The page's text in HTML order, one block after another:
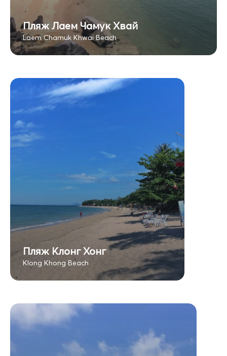
Пляж Лаем Чамук Хвай
Laem Chamuk Khwai Beach
Пляж Клонг Хонг
Klong Khong Beach